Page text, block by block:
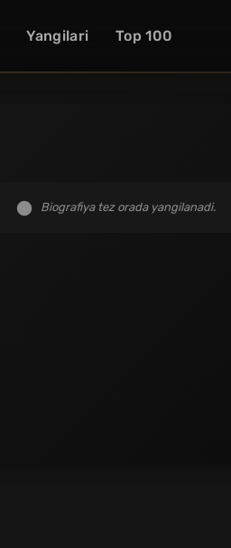
Yangilari Top 100
Biografiya tez orada yangilanadi.